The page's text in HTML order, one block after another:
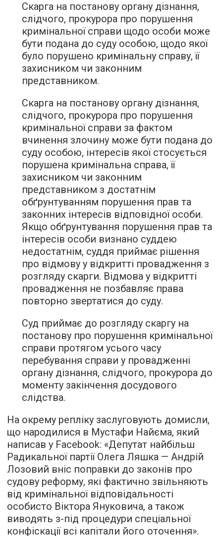
Скарга на постанову органу дізнання,
слідчого, прокурора про порушення
кримінальної справи щодо особи може
бути подана до суду особою, щодо якої
було порушено кримінальну справу, її
захисником чи законним
представником.
Скарга на постанову органу дізнання,
слідчого, прокурора про порушення
кримінальної справи за фактом
вчинення злочину може бути подана до
суду особою, інтересів якої стосується
порушена кримінальна справа, її
захисником чи законним
представником з достатнім
обґрунтуванням порушення прав та
законних інтересів відповідної особи.
Якщо обґрунтування порушення прав та
інтересів особи визнано суддею
недостатнім, суддя приймає рішення
про відмову у відкритті провадження з
розгляду скарги. Відмова у відкритті
провадження не позбавляє права
повторно звертатися до суду.
Суд приймає до розгляду скаргу на
постанову про порушення кримінальної
справи протягом усього часу
перебування справи у провадженні
органу дізнання, слідчого, прокурора до
моменту закінчення досудового
слідства.
На окрему репліку заслуговують домисли,
що народилися в Мустафи Найєма, який
написав у Facebook: «Депутат найбільш
Радикальної партії Олега Ляшка — Андрій
Лозовий вніс поправки до законів про
судову реформу, які фактично звільняють
від кримінальної відповідальності
особисто Віктора Януковича, а також
виводять з-під процедури спеціальної
конфіскації всі капітали його оточення».